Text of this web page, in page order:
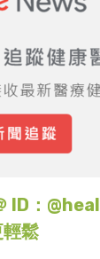
ID：
鬆